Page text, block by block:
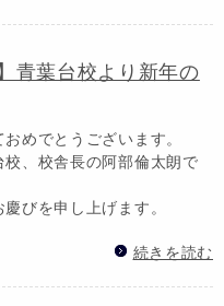
青葉台校より新年の
めでとうございます。
校、校舎長の阿部倫太朗で
びを申し上げます。
続きを読む